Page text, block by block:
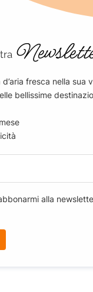
fresca nella sua
bellissime
alla